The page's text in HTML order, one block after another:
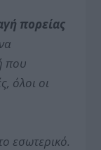
πορείας
που
όλοι οι
εσωτερικό.